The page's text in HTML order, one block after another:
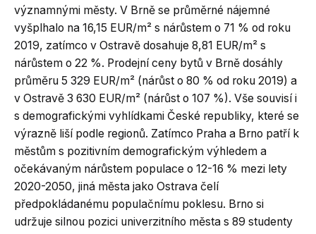
významnými městy. V Brně se průměrné nájemné
vyšplhalo na 16,15 EUR/m² s nárůstem o 71 % od roku
2019, zatímco v Ostravě dosahuje 8,81 EUR/m² s
nárůstem o 22 %. Prodejní ceny bytů v Brně dosáhly
průměru 5 329 EUR/m² (nárůst o 80 % od roku 2019) a
v Ostravě 3 630 EUR/m² (nárůst o 107 %). Vše souvisí i
s demografickými vyhlídkami České republiky, které se
výrazně liší podle regionů. Zatímco Praha a Brno patří k
městům s pozitivním demografickým výhledem a
očekávaným nárůstem populace o 12-16 % mezi lety
2020-2050, jiná města jako Ostrava čelí
předpokládanému populačnímu poklesu. Brno si
udržuje silnou pozici univerzitního města s 89 studenty